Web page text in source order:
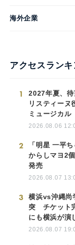
海外企業
アクセスラン
1
2027年夏、
リスティーヌ
ミュージカル
2026.08.06
2
「明星 一平
からしマヨ2
発売
2026.08.07
3
横浜vs沖縄尚
突 チケット
にも横浜が演
2026.08.07